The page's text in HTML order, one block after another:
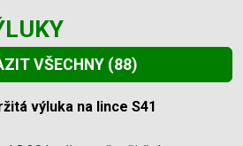
VŠECHNY (88)
výluka na lince S41